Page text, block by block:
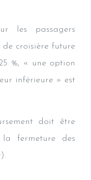
les passagers
croisière future
%, « une option
inférieure » est
doit être
fermeture des